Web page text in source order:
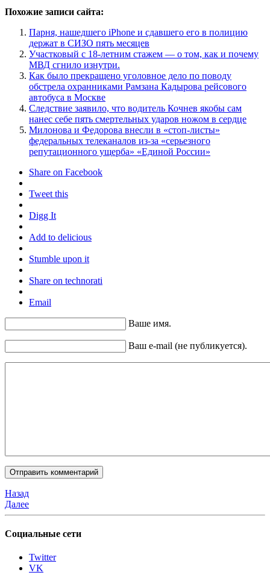
Похожие записи сайта:
Парня, нашедшего iPhone и сдавшего его в полицию
держат в СИЗО пять месяцев
Участковый с 18-летним стажем — о том, как и почему
МВД сгнило изнутри.
Как было прекращено уголовное дело по поводу
обстрела охранниками Рамзана Кадырова рейсового
автобуса в Москве
Следствие заявило, что водитель Кочнев якобы сам
нанес себе пять смертельных ударов ножом в сердце
Милонова и Федорова внесли в «стоп-листы»
федеральных телеканалов из-за «серьезного
репутационного ущерба» «Единой России»
Share on Facebook
Tweet this
Digg It
Add to delicious
Stumble upon it
Share on technorati
Email
Ваше имя.
Ваш e-mail (не публикуется).
Назад
Далее
Социальные сети
Twitter
VK